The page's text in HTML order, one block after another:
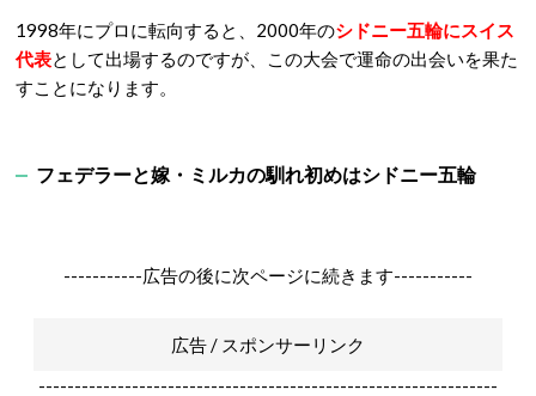
1998年にプロに転向すると、2000年のシドニー五輪にスイス
代表として出場するのですが、この大会で運命の出会いを果た
すことになります。
フェデラーと嫁・ミルカの馴れ初めはシドニー五輪
-----------広告の後に次ページに続きます-----------
広告 / スポンサーリンク
----------------------------------------------------------------